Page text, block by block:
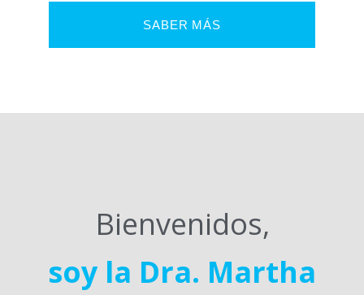
SABER MÁS
Bienvenidos,
soy la Dra. Martha